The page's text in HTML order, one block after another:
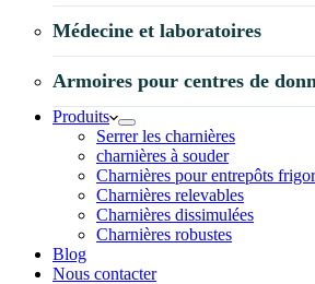
Médecine et laboratoires
Armoires pour centres de
Produits
Serrer les charnières
charnières à souder
Charnières pour entrepôts
Charnières relevables
Charnières dissimulées
Charnières robustes
Blog
Nous contacter